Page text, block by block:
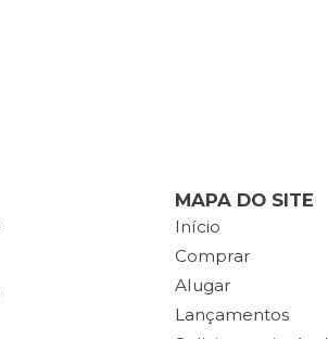
MAPA DO SITE
Início
Comprar
Alugar
Lançamentos